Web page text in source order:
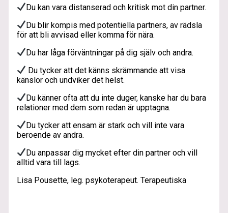
Du kan vara distanserad och kritisk mot din partner.
Du blir kompis med potentiella partners, av rädsla
för att bli avvisad eller komma för nära.
Du har låga förväntningar på dig själv och andra.
Du tycker att det känns skrämmande att visa
känslor och undviker det helst.
Du känner ofta att du inte duger, kanske har du bara
relationer med dem som redan är upptagna.
Du tycker att ensam är stark och vill inte vara
beroende av andra.
Du anpassar dig mycket efter din partner och vill
alltid vara till lags.
Lisa Pousette, leg. psykoterapeut. Terapeutiska